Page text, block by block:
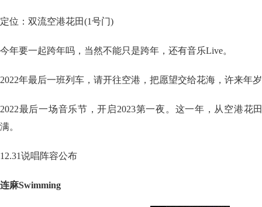
定位：双流空港花田(1号门)
今年要一起跨年吗，当然不能只是跨年，还有音乐Live。
2022年最后一班列车，请开往空港，把愿望交给花海，许来年
2022最后一场音乐节，开启2023第一夜。这一年，从空港花
满。
12.31说唱阵容公布
连麻Swimming